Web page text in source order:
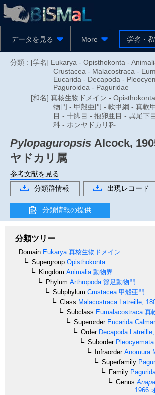
データを見る More
分類 : [学名] Eukarya - Opisthokonta -
Crustacea - Malacostraca -
Eucarida - Decapoda -
Paguroidea - Paguridae
[和名] 真核生物ドメイン -
物門 - 甲殻亜門 - 軟甲綱 - 真軟
目 - 十脚目 - 抱卵亜目 - 異尾下
科 - ホンヤドカリ科
Pylopaguropsis Alcock,
ヤドカリ属
参考文献を見る
分類群情報
出現レコード
分類情報の提供
分類ツリー
Domain Eukarya 真核生物ドメイン
Supergroup Opisthokonta
Kingdom Animalia 動物界
Phylum Arthropoda 節足動物門
Subphylum Crustacea 甲殻亜門
Class Malacostraca Latreille,
Subclass Eumalacostraca 真
SuperorderEucarida
OrderDecapoda
SuborderPleocyemata
InfraorderAnomura
Superfamily
Family
Genus
1966